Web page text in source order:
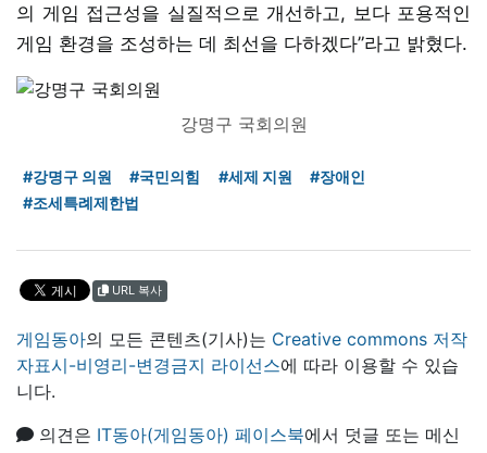
의 게임 접근성을 실질적으로 개선하고, 보다 포용적인
게임 환경을 조성하는 데 최선을 다하겠다”라고 밝혔다.
강명구 국회의원
#강명구 의원 #국민의힘 #세제 지원
#장애인
#조세특례제한법
URL 복사
게임동아의 모든 콘텐츠(기사)는 Creative commons 저작
자표시-비영리-변경금지 라이선스에 따라 이용할 수 있습
니다.
의견은 IT동아(게임동아) 페이스북에서 덧글 또는 메신